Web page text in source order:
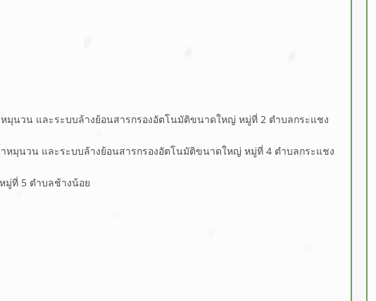
มุนวน และระบบล้างย้อนสารกรองอัตโนมัติขนาดใหญ่ หมู่ที่ 2 ตำบลกระแชง
หมุนวน และระบบล้างย้อนสารกรองอัตโนมัติขนาดใหญ่ หมู่ที่ 4 ตำบลกระแชง
มู่ที่ 5 ตำบลช้างน้อย